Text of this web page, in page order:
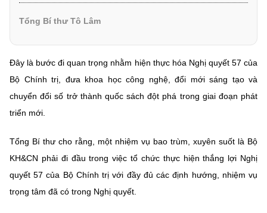
Tổng Bí thư Tô Lâm
Đây là bước đi quan trọng nhằm hiện thực hóa Nghị quyết 57 của
Bộ Chính trị, đưa khoa học công nghệ, đổi mới sáng tạo và
chuyển đổi số trở thành quốc sách đột phá trong giai đoạn phát
triển mới.
Tổng Bí thư cho rằng, một nhiệm vụ bao trùm, xuyên suốt là Bộ
KH&CN phải đi đầu trong việc tổ chức thực hiện thắng lợi Nghị
quyết 57 của Bộ Chính trị với đầy đủ các định hướng, nhiệm vụ
trọng tâm đã có trong Nghị quyết.